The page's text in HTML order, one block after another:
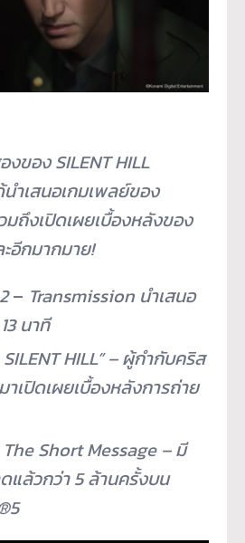
งของSILENT HILL
นำเสนอเกมเพลย์ของ
มถึงเปิดเผยเบื้องหลังของ
อีกมากมาย!
– Transmission นำเสนอ
13นาที
HILL” –ผู้กำกับคริส
เปิดเผยเบื้องหลังการถ่าย
The Short Message –มี
แล้วกว่า5ล้านครั้งบน